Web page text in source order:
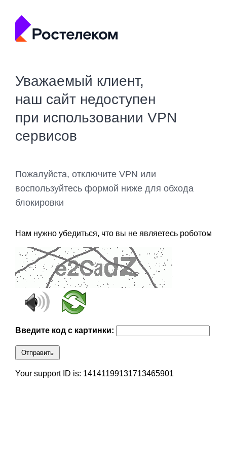
Уважаемый клиент,
наш сайт недоступен
при использовании VPN
сервисов
Пожалуйста, отключите VPN или
воспользуйтесь формой ниже для обхода
блокировки
Нам нужно убедиться, что вы не являетесь роботом
Введите код с картинки:
Отправить
Your support ID is: 14141199131713465901